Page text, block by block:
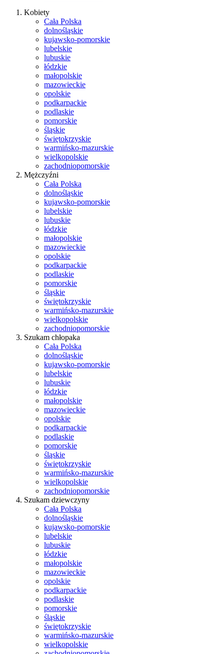
Kobiety
Cała Polska
dolnośląskie
kujawsko-pomorskie
lubelskie
lubuskie
łódzkie
małopolskie
mazowieckie
opolskie
podkarpackie
podlaskie
pomorskie
śląskie
świętokrzyskie
warmińsko-mazurskie
wielkopolskie
zachodniopomorskie
Mężczyźni
Cała Polska
dolnośląskie
kujawsko-pomorskie
lubelskie
lubuskie
łódzkie
małopolskie
mazowieckie
opolskie
podkarpackie
podlaskie
pomorskie
śląskie
świętokrzyskie
warmińsko-mazurskie
wielkopolskie
zachodniopomorskie
Szukam chłopaka
Cała Polska
dolnośląskie
kujawsko-pomorskie
lubelskie
lubuskie
łódzkie
małopolskie
mazowieckie
opolskie
podkarpackie
podlaskie
pomorskie
śląskie
świętokrzyskie
warmińsko-mazurskie
wielkopolskie
zachodniopomorskie
Szukam dziewczyny
Cała Polska
dolnośląskie
kujawsko-pomorskie
lubelskie
lubuskie
łódzkie
małopolskie
mazowieckie
opolskie
podkarpackie
podlaskie
pomorskie
śląskie
świętokrzyskie
warmińsko-mazurskie
wielkopolskie